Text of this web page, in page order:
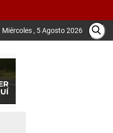
Miércoles , 5 Agosto 2026